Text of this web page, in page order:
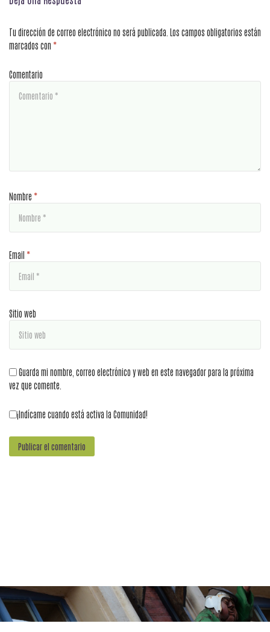
Tu dirección de correo electrónico no será publicada. Los campos obligatorios están
marcados con *
Comentario
Nombre *
Email *
Sitio web
Guarda mi nombre, correo electrónico y web en este navegador para la próxima
vez que comente.
¡Indícame cuando está activa la Comunidad!